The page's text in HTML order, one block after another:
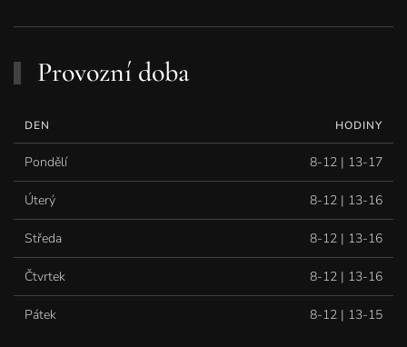
Provozní doba
DEN HODINY
Pondělí 8-12 | 13-17
Úterý 8-12 | 13-16
Středa 8-12 | 13-16
Čtvrtek 8-12 | 13-16
Pátek 8-12 | 13-15